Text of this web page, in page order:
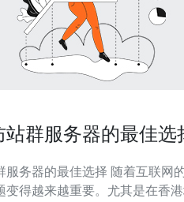
站群服务器的最佳选
佳选择 随着互联网的快速发展，
变得越来越重要。尤其是在香